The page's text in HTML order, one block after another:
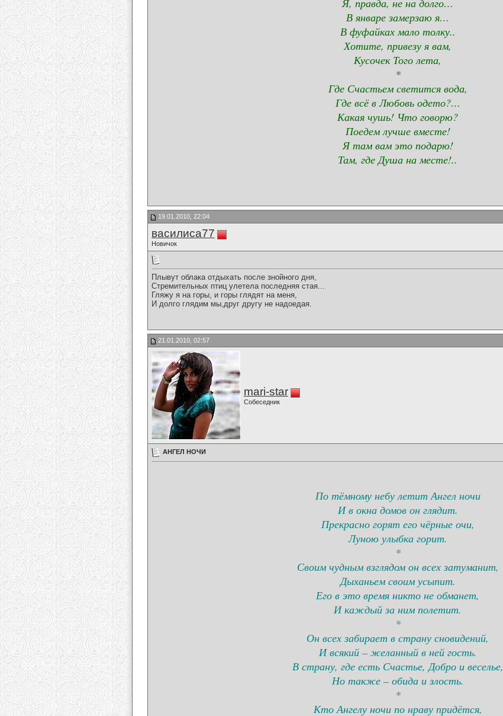
Я, правда, не на долго…
В январе замерзаю я…
В фуфайках мало толку..
Хотите, привезу я вам,
Кусочек Того лета,
*
Где Счастьем светится вода,
Где всё в Любовь одето?…
Какая чушь! Что говорю?
Поедем лучше вместе!
Я там вам это подарю!
Там, где Душа на месте!..
19.01.2010, 22:04
василиса77
Новичок
Плывут облака отдыхать после знойного дня,
Стремительных птиц улетела последняя стая...
Гляжу я на горы, и горы глядят на меня,
И долго глядим мы,друг другу не надоедая.
21.01.2010, 02:57
mari-star
Собеседник
АНГЕЛ НОЧИ
По тёмному небу летит Ангел ночи
И в окна домов он глядит.
Прекрасно горят его чёрные очи,
Луною улыбка горит.
*
Своим чудным взглядом он всех затуманит,
Дыханьем своим усыпит.
Его в это время никто не обманет,
И каждый за ним полетит.
*
Он всех забирает в страну сновидений,
И всякий – желанный в ней гость.
В страну, где есть Счастье, Добро и веселье,
Но также – обида и злость.
*
Кто Ангелу ночи по нраву придётся,